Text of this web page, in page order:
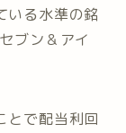
いる水準の銘
ブン＆アイ
とで配当利回